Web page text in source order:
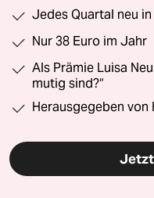
Jedes Quartal neu
Nur 38 Euro im Jahr
Als Prämie Luisa
mutig sind?“
Herausgegeben von